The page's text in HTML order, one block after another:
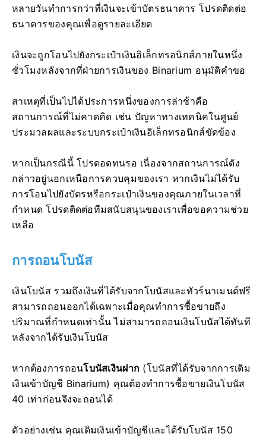
หลายวันทำการกว่าที่เงินจะเข้าบัตรธนาคาร โปรดติดต่อ
ธนาคารของคุณเพื่อดูรายละเอียด
เงินจะถูกโอนไปยังกระเป๋าเงินอิเล็กทรอนิกส์ภายในหนึ่ง
ชั่วโมงหลังจากที่ฝ่ายการเงินของ Binarium อนุมัติคำขอ
สาเหตุที่เป็นไปได้ประการหนึ่งของการล่าช้าคือ
สถานการณ์ที่ไม่คาดคิด เช่น ปัญหาทางเทคนิคในศูนย์
ประมวลผลและระบบกระเป๋าเงินอิเล็กทรอนิกส์ขัดข้อง
หากเป็นกรณีนี้ โปรดอดทนรอ เนื่องจากสถานการณ์ดัง
กล่าวอยู่นอกเหนือการควบคุมของเรา หากเงินไม่ได้รับ
การโอนไปยังบัตรหรือกระเป๋าเงินของคุณภายในเวลาที่
กำหนด โปรดติดต่อทีมสนับสนุนของเราเพื่อขอความช่วย
เหลือ
การถอนโบนัส
เงินโบนัส รวมถึงเงินที่ได้รับจากโบนัสและทัวร์นาเมนต์ฟรี
สามารถถอนออกได้เฉพาะเมื่อคุณทำการซื้อขายถึง
ปริมาณที่กำหนดเท่านั้น ไม่สามารถถอนเงินโบนัสได้ทันที
หลังจากได้รับเงินโบนัส
หากต้องการถอนโบนัสเงินฝาก (โบนัสที่ได้รับจากการเติม
เงินเข้าบัญชี Binarium) คุณต้องทำการซื้อขายเงินโบนัส
40 เท่าก่อนจึงจะถอนได้
ตัวอย่างเช่น คุณเติมเงินเข้าบัญชีและได้รับโบนัส 150